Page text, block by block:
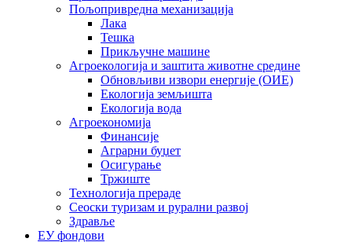
Пољопривредна механизација
Лака
Тешка
Прикључне машине
Агроекологија и заштита животне средине
Обновљиви извори енергије (ОИЕ)
Екологија земљишта
Екологија вода
Агроекономија
Финансије
Аграрни буџет
Осигурање
Тржиште
Технологија прераде
Сеоски туризам и рурални развој
Здравље
ЕУ фондови